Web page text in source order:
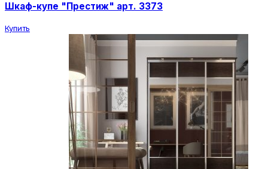
Шкаф-купе "Престиж" арт. 3373
Купить